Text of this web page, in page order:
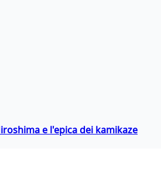
e l'epica dei kamikaze